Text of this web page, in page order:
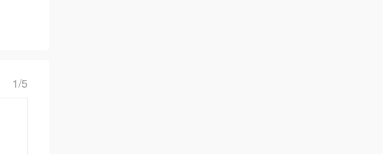
1/5